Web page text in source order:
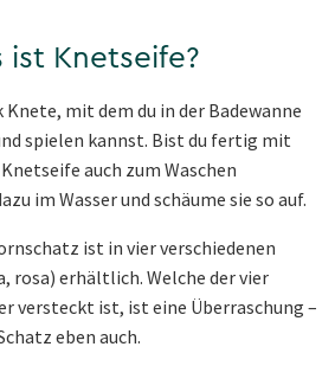
ist Knetseife?
mit dem du in der Badewanne
spielen kannst. Bist du fertig mit
auch zum Waschen
im Wasser und schäume sie so auf.
ist in vier verschiedenen
rosa) erhältlich. Welche der vier
versteckt ist, ist eine Überraschung –
eben auch.